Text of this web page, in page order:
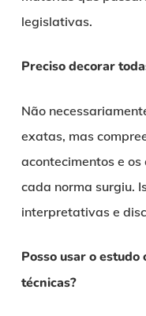
legislativas.
Preciso decorar
Não
exatas, mas
acontecimentos e
cada norma surgiu.
interpretativas e
Posso usar o
técnicas?